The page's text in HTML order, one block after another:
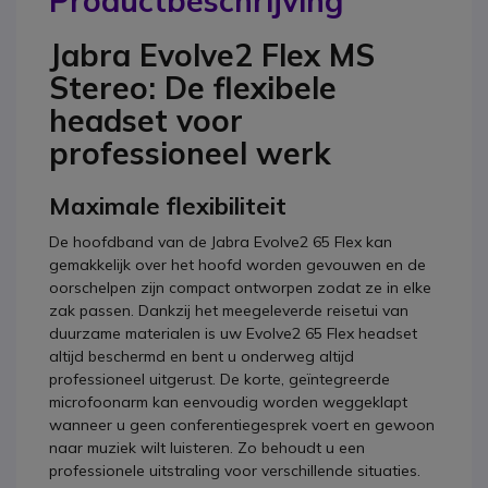
Jabra Evolve2 Flex MS
Stereo: De flexibele
headset voor
professioneel werk
Maximale flexibiliteit
De hoofdband van de Jabra Evolve2 65 Flex kan
gemakkelijk over het hoofd worden gevouwen en de
oorschelpen zijn compact ontworpen zodat ze in elke
zak passen. Dankzij het meegeleverde reisetui van
duurzame materialen is uw Evolve2 65 Flex headset
altijd beschermd en bent u onderweg altijd
professioneel uitgerust. De korte, geïntegreerde
microfoonarm kan eenvoudig worden weggeklapt
wanneer u geen conferentiegesprek voert en gewoon
naar muziek wilt luisteren. Zo behoudt u een
professionele uitstraling voor verschillende situaties.